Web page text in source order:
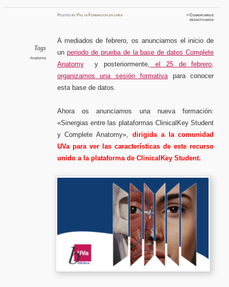
PostedbyPaz inFormación en línea ≈Comentarios
desactivadosen
las
Student
Tags
Anatomia
A mediados de febrero, os anunciamos el inicio de
un periodo de prueba de la base de datos Complete
Anatomyy posteriormente,
el 25 de febrero,
organizamos una sesión formativapara conocer
esta base de datos.
Ahora os anunciamos una nueva formación:
«Sinergias entre las plataformas ClinicalKey Student
y Complete Anatomy»,dirigida a la comunidad
UVa para ver las características de este recurso
unido a la plataforma de ClinicalKey Student.